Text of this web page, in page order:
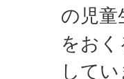
の児童
をお
してい